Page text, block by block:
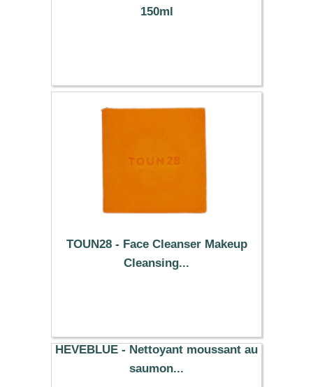
150ml
TOUN28 - Face Cleanser Makeup
Cleansing...
HEVEBLUE - Nettoyant moussant au
saumon...